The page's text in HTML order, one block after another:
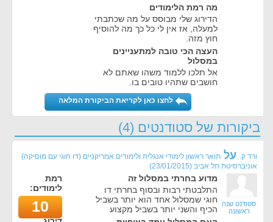
מה רמת הלימודים
הדירוג שלי מבוסס על מה שכתבתי
למעלה, אז אין לי כל כך מה להוסיף
חוץ מזה.
העצה הכי טובה למתעניינים
במסלול
אל תלכו ללמוד משהו שאתם לא
חושבים שתהיו טובים בו.
לחצו כאן לקריאת הביקורת המלאה
ביקורות של סטודנטים (4)
ורד ק. על תואר ראשון לימודי אנגלית ולימודים אמריקניים (דו חוגי עם מוסיקה)
אוניברסיטת תל אביב (
23/01/2015
)
סטודנט שנה
ראשונה
מדוע בחרתי במסלול זה
התלבטתי רבות ובסוף בחרתי דו
חוגי שמסלול אחד הוא יותר בשביל
הכיף והשני יותר בשביל מקצוע
רמת
לימודים:
10